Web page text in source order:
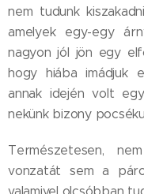
nem tudunk
amelyek egy-egy
nagyon jól jön egy
hogy hiába imádjuk
annak idején volt
nekünk bizony
Természetesen,
vonzatát sem a